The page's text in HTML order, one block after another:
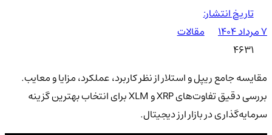
تاریخ انتشار:
۷ مرداد ۱۴۰۴
مقالات
4631
مقایسه جامع ریپل و استلار از نظر کاربرد، عملکرد، مزایا و معایب.
بررسی دقیق تفاوت‌های XRP و XLM برای انتخاب بهترین گزینه
سرمایه‌گذاری در بازار ارز دیجیتال.